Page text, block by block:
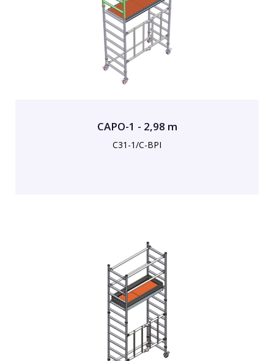
CAPO-1 - 2,98 m
C31-1/C-BPI